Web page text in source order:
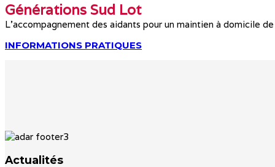
Générations Sud Lot
L'accompagnement des aidants pour un maintien à domicile
INFORMATIONS PRATIQUES
Actualités